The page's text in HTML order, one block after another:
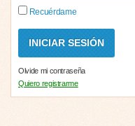
Recuérdame
Olvide mi contraseña
Quiero registrarme